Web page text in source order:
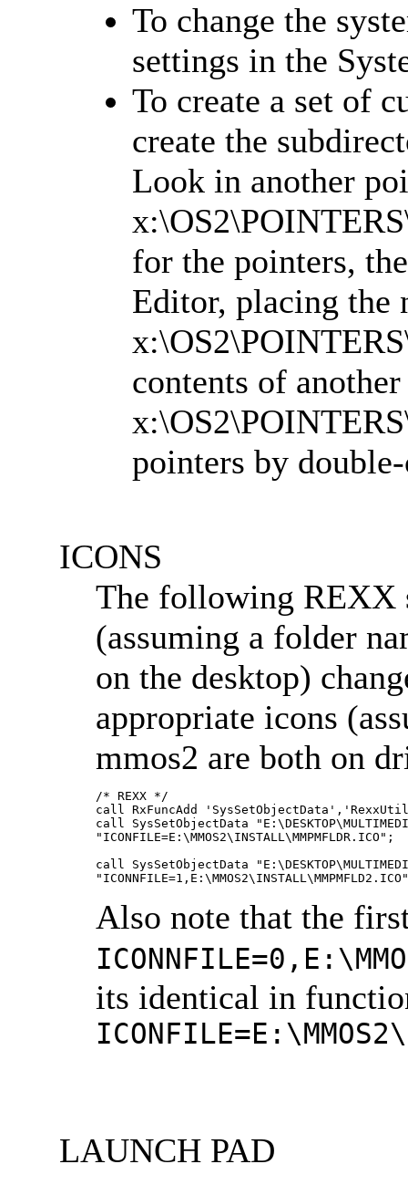
To change the
settings in the
To create a set of
create the
Look in another
for the pointers,
Editor, placing the
contents of
pointers by
ICONS
The following
(assuming a folder
on the desktop)
appropriate icons
mmos2 are both on
/* REXX */
call RxFuncAdd
call SysSetObjectData
"ICONFILE=E:\MMOS2\INSTALL\MMPMFLDR.ICO";
call SysSetObjectData
Also note that the
its identical in
LAUNCH PAD